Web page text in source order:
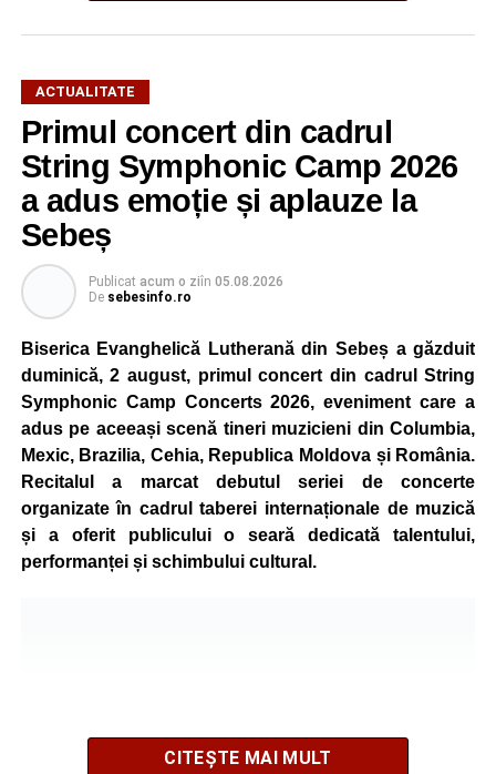
După două ediții organizate în Parcul Arini, competiția se
mută într-un nou decor, oferind participanților ocazia de a
concura într-un cadru natural deosebit. Evenimentul este
destinat copiilor și adolescenților cu vârste cuprinse între
5 și 18 ani, iar participarea este gratuită.
Organizatorii au pregătit trasee adaptate fiecărei categorii
de vârstă, astfel încât competiția să fie accesibilă atât
celor aflați la început de drum, cât și celor cu experiență în
mountain bike. La finalul întrecerii, cei mai bine clasați
concurenți vor fi recompensați cu premii în bani și premii
oferite de partenerii evenimentului.
Înaintea zilei de concurs, participanții își vor putea ridica
vor putea înscrie direct la competiție în cadrul Punctului
Oficial de Înscrieri și Informații (Race Office), care va
funcționa după următorul program:
Roșie, unde vor avea loc și antrenamente libere pe
ACTUALITATE
Primul concert din cadrul
String Symphonic Camp 2026
a adus emoție și aplauze la
Sebeș
Publicat acum o ziîn 05.08.2026
De sebesinfo.ro
Biserica Evanghelică Lutherană din Sebeș a găzduit
duminică, 2 august, primul concert din cadrul String
Symphonic Camp Concerts 2026, eveniment care a
adus pe aceeași scenă tineri muzicieni din Columbia,
Mexic, Brazilia, Cehia, Republica Moldova și România.
Recitalul a marcat debutul seriei de concerte
organizate în cadrul taberei internaționale de muzică
și a oferit publicului o seară dedicată talentului,
performanței și schimbului cultural.
CITEȘTE MAI MULT